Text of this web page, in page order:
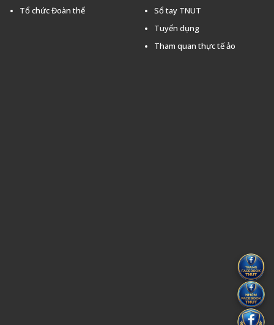
Tổ chức Đoàn thể
Sổ tay TNUT
Tuyển dụng
Tham quan thực tế ảo